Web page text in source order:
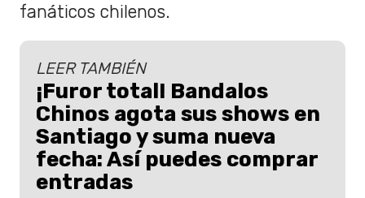
fanáticos chilenos.
LEER TAMBIÉN
¡Furor total! Bandalos
Chinos agota sus shows en
Santiago y suma nueva
fecha: Así puedes comprar
entradas